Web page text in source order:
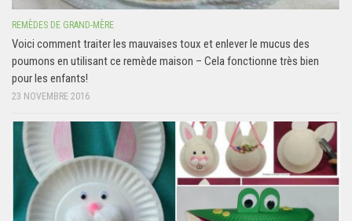
REMÈDES DE GRAND-MÈRE
Voici comment traiter les mauvaises toux et enlever le mucus des
poumons en utilisant ce remède maison – Cela fonctionne très bien
pour les enfants!
23 NOVEMBRE 2016